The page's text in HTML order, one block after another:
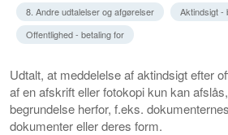
8. Andre udtalelser og afgørelser
Aktindsigt -
Offentlighed - betaling for
Udtalt, at meddelelse af aktindsigt efter
af en afskrift eller fotokopi kun kan
begrundelse herfor, f.eks.
dokumenter eller deres form.